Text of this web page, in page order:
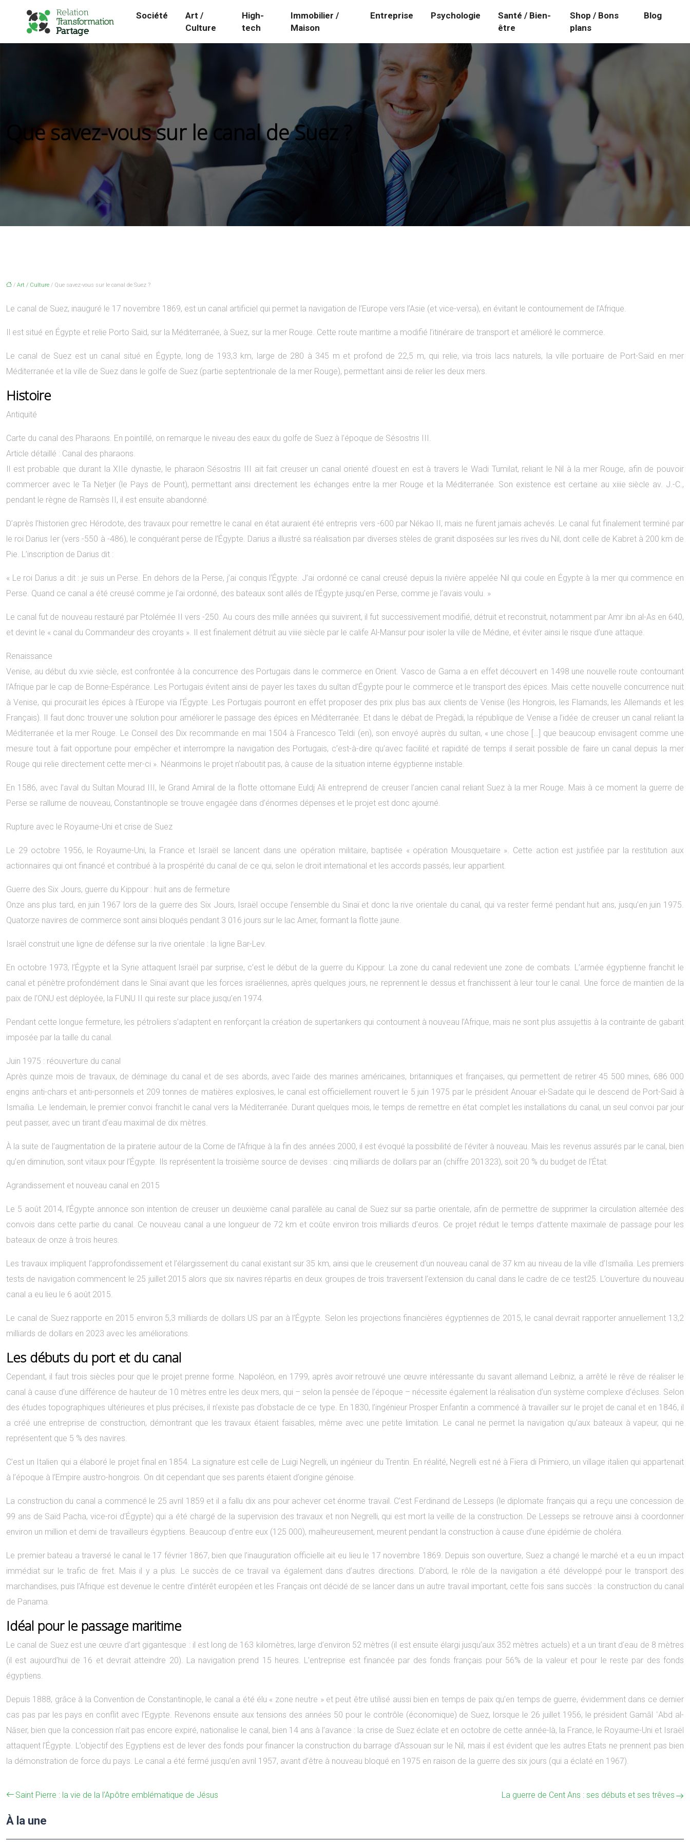
Société
Art /
Culture
High-
tech
Immobilier /
Maison
Entreprise Psychologie
Santé / Bien-
être
Shop / Bons
plans
Blog
Que savez-vous sur le canal de Suez ?
/ Art / Culture / Que savez-vous sur le canal de Suez ?
Le canal de Suez, inauguré le 17 novembre 1869, est un canal artificiel qui permet la navigation de l’Europe vers l’Asie (et vice-versa), en évitant le contournement de l’Afrique.
Il est situé en Égypte et relie Porto Saïd, sur la Méditerranée, à Suez, sur la mer Rouge. Cette route maritime a modifié l’itinéraire de transport et amélioré le commerce.
Le canal de Suez est un canal situé en Égypte, long de 193,3 km, large de 280 à 345 m et profond de 22,5 m, qui relie, via trois lacs naturels, la ville portuaire de Port-Saïd en mer
Méditerranée et la ville de Suez dans le golfe de Suez (partie septentrionale de la mer Rouge), permettant ainsi de relier les deux mers.
Histoire
Antiquité
Carte du canal des Pharaons. En pointillé, on remarque le niveau des eaux du golfe de Suez à l’époque de Sésostris III.
Article détaillé : Canal des pharaons.
Il est probable que durant la XIIe dynastie, le pharaon Sésostris III ait fait creuser un canal orienté d’ouest en est à travers le Wadi Tumilat, reliant le Nil à la mer Rouge, afin de pouvoir
commercer avec le Ta Netjer (le Pays de Pount), permettant ainsi directement les échanges entre la mer Rouge et la Méditerranée. Son existence est certaine au xiiie siècle av. J.-C.,
pendant le règne de Ramsès II, il est ensuite abandonné.
D’après l’historien grec Hérodote, des travaux pour remettre le canal en état auraient été entrepris vers -600 par Nékao II, mais ne furent jamais achevés. Le canal fut finalement terminé par
le roi Darius Ier (vers -550 à -486), le conquérant perse de l’Égypte. Darius a illustré sa réalisation par diverses stèles de granit disposées sur les rives du Nil, dont celle de Kabret à 200 km de
Pie. L’inscription de Darius dit :
« Le roi Darius a dit : je suis un Perse. En dehors de la Perse, j’ai conquis l’Égypte. J’ai ordonné ce canal creusé depuis la rivière appelée Nil qui coule en Égypte à la mer qui commence en
Perse. Quand ce canal a été creusé comme je l’ai ordonné, des bateaux sont allés de l’Égypte jusqu’en Perse, comme je l’avais voulu. »
Le canal fut de nouveau restauré par Ptolémée II vers -250. Au cours des mille années qui suivirent, il fut successivement modifié, détruit et reconstruit, notamment par Amr ibn al-As en 640,
et devint le « canal du Commandeur des croyants ». Il est finalement détruit au viiie siècle par le calife Al-Mansur pour isoler la ville de Médine, et éviter ainsi le risque d’une attaque.
Renaissance
Venise, au début du xvie siècle, est confrontée à la concurrence des Portugais dans le commerce en Orient. Vasco de Gama a en effet découvert en 1498 une nouvelle route contournant
l’Afrique par le cap de Bonne-Espérance. Les Portugais évitent ainsi de payer les taxes du sultan d’Égypte pour le commerce et le transport des épices. Mais cette nouvelle concurrence nuit
à Venise, qui procurait les épices à l’Europe via l’Égypte. Les Portugais pourront en effet proposer des prix plus bas aux clients de Venise (les Hongrois, les Flamands, les Allemands et les
Français). Il faut donc trouver une solution pour améliorer le passage des épices en Méditerranée. Et dans le débat de Pregàdi, la république de Venise a l’idée de creuser un canal reliant la
Méditerranée et la mer Rouge. Le Conseil des Dix recommande en mai 1504 à Francesco Teldi (en), son envoyé auprès du sultan, « une chose […] que beaucoup envisagent comme une
mesure tout à fait opportune pour empêcher et interrompre la navigation des Portugais, c’est-à-dire qu’avec facilité et rapidité de temps il serait possible de faire un canal depuis la mer
Rouge qui relie directement cette mer-ci ». Néanmoins le projet n’aboutit pas, à cause de la situation interne égyptienne instable.
En 1586, avec l’aval du Sultan Mourad III, le Grand Amiral de la flotte ottomane Euldj Ali entreprend de creuser l’ancien canal reliant Suez à la mer Rouge. Mais à ce moment la guerre de
Perse se rallume de nouveau, Constantinople se trouve engagée dans d’énormes dépenses et le projet est donc ajourné.
Rupture avec le Royaume-Uni et crise de Suez
Le 29 octobre 1956, le Royaume-Uni, la France et Israël se lancent dans une opération militaire, baptisée « opération Mousquetaire ». Cette action est justifiée par la restitution aux
actionnaires qui ont financé et contribué à la prospérité du canal de ce qui, selon le droit international et les accords passés, leur appartient.
Guerre des Six Jours, guerre du Kippour : huit ans de fermeture
Onze ans plus tard, en juin 1967 lors de la guerre des Six Jours, Israël occupe l’ensemble du Sinaï et donc la rive orientale du canal, qui va rester fermé pendant huit ans, jusqu’en juin 1975.
Quatorze navires de commerce sont ainsi bloqués pendant 3 016 jours sur le lac Amer, formant la flotte jaune.
Israël construit une ligne de défense sur la rive orientale : la ligne Bar-Lev.
En octobre 1973, l’Égypte et la Syrie attaquent Israël par surprise, c’est le début de la guerre du Kippour. La zone du canal redevient une zone de combats. L’armée égyptienne franchit le
canal et pénètre profondément dans le Sinaï avant que les forces israéliennes, après quelques jours, ne reprennent le dessus et franchissent à leur tour le canal. Une force de maintien de la
paix de l’ONU est déployée, la FUNU II qui reste sur place jusqu’en 1974.
Pendant cette longue fermeture, les pétroliers s’adaptent en renforçant la création de supertankers qui contournent à nouveau l’Afrique, mais ne sont plus assujettis à la contrainte de gabarit
imposée par la taille du canal.
Juin 1975 : réouverture du canal
Après quinze mois de travaux, de déminage du canal et de ses abords, avec l’aide des marines américaines, britanniques et françaises, qui permettent de retirer 45 500 mines, 686 000
engins anti-chars et anti-personnels et 209 tonnes de matières explosives, le canal est officiellement rouvert le 5 juin 1975 par le président Anouar el-Sadate qui le descend de Port-Said à
Ismaïlia. Le lendemain, le premier convoi franchit le canal vers la Méditerranée. Durant quelques mois, le temps de remettre en état complet les installations du canal, un seul convoi par jour
peut passer, avec un tirant d’eau maximal de dix mètres.
À la suite de l’augmentation de la piraterie autour de la Corne de l’Afrique à la fin des années 2000, il est évoqué la possibilité de l’éviter à nouveau. Mais les revenus assurés par le canal, bien
qu’en diminution, sont vitaux pour l’Égypte. Ils représentent la troisième source de devises : cinq milliards de dollars par an (chiffre 201323), soit 20 % du budget de l’État.
Agrandissement et nouveau canal en 2015
Le 5 août 2014, l’Égypte annonce son intention de creuser un deuxième canal parallèle au canal de Suez sur sa partie orientale, afin de permettre de supprimer la circulation alternée des
convois dans cette partie du canal. Ce nouveau canal a une longueur de 72 km et coûte environ trois milliards d’euros. Ce projet réduit le temps d’attente maximale de passage pour les
bateaux de onze à trois heures.
Les travaux impliquent l’approfondissement et l’élargissement du canal existant sur 35 km, ainsi que le creusement d’un nouveau canal de 37 km au niveau de la ville d’Ismaïlia. Les premiers
tests de navigation commencent le 25 juillet 2015 alors que six navires répartis en deux groupes de trois traversent l’extension du canal dans le cadre de ce test25. L’ouverture du nouveau
canal a eu lieu le 6 août 2015.
Le canal de Suez rapporte en 2015 environ 5,3 milliards de dollars US par an à l’Égypte. Selon les projections financières égyptiennes de 2015, le canal devrait rapporter annuellement 13,2
milliards de dollars en 2023 avec les améliorations.
Les débuts du port et du canal
Cependant, il faut trois siècles pour que le projet prenne forme. Napoléon, en 1799, après avoir retrouvé une œuvre intéressante du savant allemand Leibniz, a arrêté le rêve de réaliser le
canal à cause d’une différence de hauteur de 10 mètres entre les deux mers, qui – selon la pensée de l’époque – nécessite également la réalisation d’un système complexe d’écluses. Selon
des études topographiques ultérieures et plus précises, il n’existe pas d’obstacle de ce type. En 1830, l’ingénieur Prosper Enfantin a commencé à travailler sur le projet de canal et en 1846, il
a créé une entreprise de construction, démontrant que les travaux étaient faisables, même avec une petite limitation. Le canal ne permet la navigation qu’aux bateaux à vapeur, qui ne
représentent que 5 % des navires.
C’est un Italien qui a élaboré le projet final en 1854. La signature est celle de Luigi Negrelli, un ingénieur du Trentin. En réalité, Negrelli est né à Fiera di Primiero, un village italien qui appartenait
à l’époque à l’Empire austro-hongrois. On dit cependant que ses parents étaient d’origine génoise.
La construction du canal a commencé le 25 avril 1859 et il a fallu dix ans pour achever cet énorme travail. C’est Ferdinand de Lesseps (le diplomate français qui a reçu une concession de
99 ans de Saïd Pacha, vice-roi d’Égypte) qui a été chargé de la supervision des travaux et non Negrelli, qui est mort la veille de la construction. De Lesseps se retrouve ainsi à coordonner
environ un million et demi de travailleurs égyptiens. Beaucoup d’entre eux (125 000), malheureusement, meurent pendant la construction à cause d’une épidémie de choléra.
Le premier bateau a traversé le canal le 17 février 1867, bien que l’inauguration officielle ait eu lieu le 17 novembre 1869. Depuis son ouverture, Suez a changé le marché et a eu un impact
immédiat sur le trafic de fret. Mais il y a plus. Le succès de ce travail va également dans d’autres directions. D’abord, le rôle de la navigation a été développé pour le transport des
marchandises, puis l’Afrique est devenue le centre d’intérêt européen et les Français ont décidé de se lancer dans un autre travail important, cette fois sans succès : la construction du canal
de Panama.
Idéal pour le passage maritime
Le canal de Suez est une œuvre d’art gigantesque : il est long de 163 kilomètres, large d’environ 52 mètres (il est ensuite élargi jusqu’aux 352 mètres actuels) et a un tirant d’eau de 8 mètres
(il est aujourd’hui de 16 et devrait atteindre 20). La navigation prend 15 heures. L’entreprise est financée par des fonds français pour 56% de la valeur et pour le reste par des fonds
égyptiens.
Depuis 1888, grâce à la Convention de Constantinople, le canal a été élu « zone neutre » et peut être utilisé aussi bien en temps de paix qu’en temps de guerre, évidemment dans ce dernier
cas pas par les pays en conflit avec l’Egypte. Revenons ensuite aux tensions des années 50 pour le contrôle (économique) de Suez, lorsque le 26 juillet 1956, le président Gamāl ʿAbd al-
Nāser, bien que la concession n’ait pas encore expiré, nationalise le canal, bien 14 ans à l’avance : la crise de Suez éclate et en octobre de cette année-là, la France, le Royaume-Uni et Israël
attaquent l’Égypte. L’objectif des Egyptiens est de lever des fonds pour financer la construction du barrage d’Assouan sur le Nil, mais il est évident que les autres Etats ne prennent pas bien
la démonstration de force du pays. Le canal a été fermé jusqu’en avril 1957, avant d’être à nouveau bloqué en 1975 en raison de la guerre des six jours (qui a éclaté en 1967).
Saint Pierre : la vie de la l’Apôtre emblématique de Jésus La guerre de Cent Ans : ses débuts et ses trêves
À la une